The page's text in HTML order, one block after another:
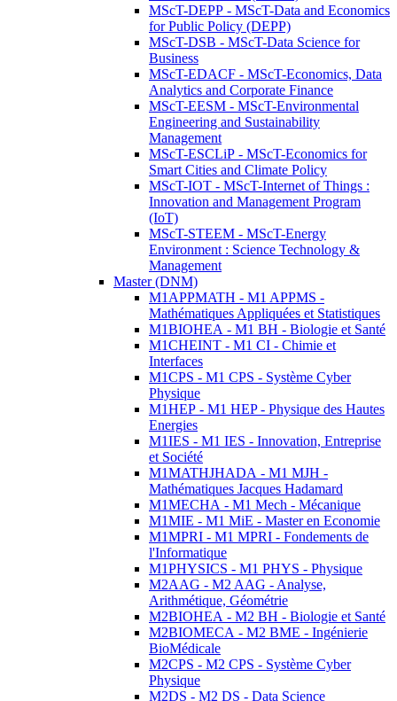
MScT-DEPP - MScT-Data and Economics
for Public Policy (DEPP)
MScT-DSB - MScT-Data Science for
Business
MScT-EDACF - MScT-Economics, Data
Analytics and Corporate Finance
MScT-EESM - MScT-Environmental
Engineering and Sustainability
Management
MScT-ESCLiP - MScT-Economics for
Smart Cities and Climate Policy
MScT-IOT - MScT-Internet of Things :
Innovation and Management Program
(IoT)
MScT-STEEM - MScT-Energy
Environment : Science Technology &
Management
Master (DNM)
M1APPMATH - M1 APPMS -
Mathématiques Appliquées et Statistiques
M1BIOHEA - M1 BH - Biologie et Santé
M1CHEINT - M1 CI - Chimie et
Interfaces
M1CPS - M1 CPS - Système Cyber
Physique
M1HEP - M1 HEP - Physique des Hautes
Energies
M1IES - M1 IES - Innovation, Entreprise
et Société
M1MATHJHADA - M1 MJH -
Mathématiques Jacques Hadamard
M1MECHA - M1 Mech - Mécanique
M1MIE - M1 MiE - Master en Economie
M1MPRI - M1 MPRI - Fondements de
l'Informatique
M1PHYSICS - M1 PHYS - Physique
M2AAG - M2 AAG - Analyse,
Arithmétique, Géométrie
M2BIOHEA - M2 BH - Biologie et Santé
M2BIOMECA - M2 BME - Ingénierie
BioMédicale
M2CPS - M2 CPS - Système Cyber
Physique
M2DS - M2 DS - Data Science